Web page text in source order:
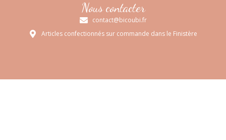
Nous contacter
contact@bicoubi.fr
Articles confectionnés sur commande dans le Finistère